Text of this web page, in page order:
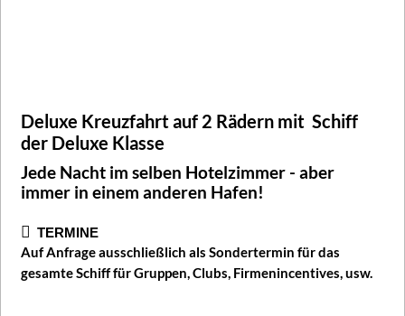
Deluxe Kreuzfahrt auf 2 Rädern mit Schiff
der Deluxe Klasse
Jede Nacht im selben Hotelzimmer - aber
immer in einem anderen Hafen!
TERMINE
Auf Anfrage ausschließlich als Sondertermin für das
gesamte Schiff für Gruppen, Clubs, Firmenincentives, usw.